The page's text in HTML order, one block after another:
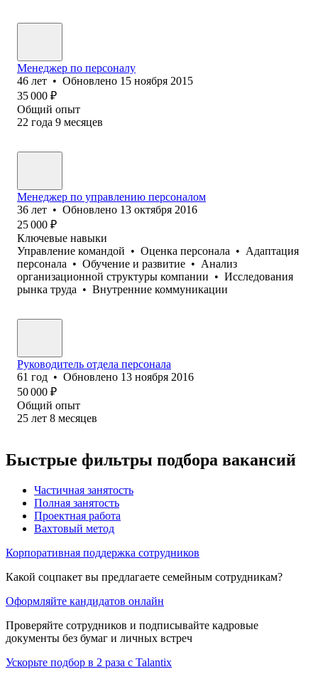
Менеджер по персоналу
46 лет • Обновлено 15 ноября 2015
35 000 ₽
Общий опыт
22 года 9 месяцев
Менеджер по управлению персоналом
36 лет • Обновлено 13 октября 2016
25 000 ₽
Ключевые навыки
Управление командой • Оценка персонала • Адаптация
персонала • Обучение и развитие • Анализ
организационной структуры компании • Исследования
рынка труда • Внутренние коммуникации
Руководитель отдела персонала
61 год • Обновлено 13 ноября 2016
50 000 ₽
Общий опыт
25 лет 8 месяцев
Быстрые фильтры подбора вакансий
Частичная занятость
Полная занятость
Проектная работа
Вахтовый метод
Корпоративная поддержка сотрудников
Какой соцпакет вы предлагаете семейным сотрудникам?
Оформляйте кандидатов онлайн
Проверяйте сотрудников и подписывайте кадровые
документы без бумаг и личных встреч
Ускорьте подбор в 2 раза с Talantix